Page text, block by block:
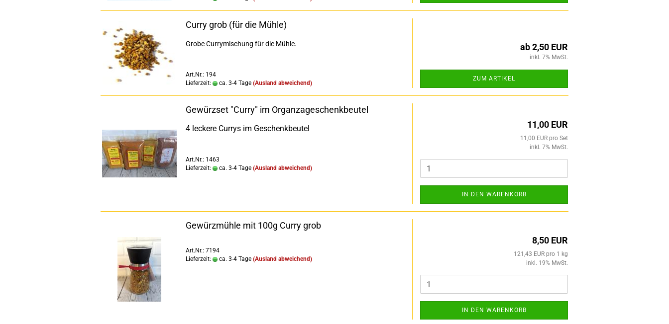
Curry grob (für die Mühle)
Grobe Currymischung für die Mühle.
Art.Nr.: 194
Lieferzeit:
ca. 3-4 Tage (Ausland abweichend)
ab 2,50 EUR
inkl. 7% MwSt.
ZUM ARTIKEL
Gewürzset "Curry" im Organzageschenkbeutel
4 leckere Currys im Geschenkbeutel
Art.Nr.: 1463
Lieferzeit:
ca. 3-4 Tage (Ausland abweichend)
11,00 EUR
11,00 EUR pro Set
inkl. 7% MwSt.
IN DEN WARENKORB
Gewürzmühle mit 100g Curry grob
Art.Nr.: 7194
Lieferzeit:
ca. 3-4 Tage (Ausland abweichend)
8,50 EUR
121,43 EUR pro 1 kg
inkl. 19% MwSt.
IN DEN WARENKORB